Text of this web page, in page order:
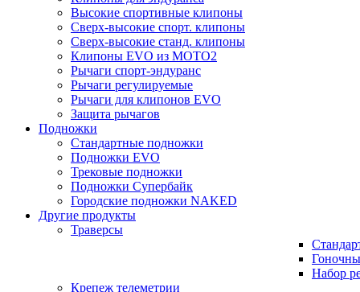
Высокие спортивные клипоны
Сверх-высокие спорт. клипоны
Сверх-высокие станд. клипоны
Клипоны EVO из MOTO2
Рычаги спорт-эндуранс
Рычаги регулируемые
Рычаги для клипонов EVO
Защита рычагов
Подножки
Стандартные подножки
Подножки EVO
Трековые подножки
Подножки Супербайк
Городские подножки NAKED
Другие продукты
Траверсы
Набор
Крепеж телеметрии